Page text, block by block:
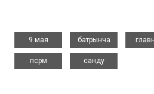
9 мая
батрынча
псрм
санду